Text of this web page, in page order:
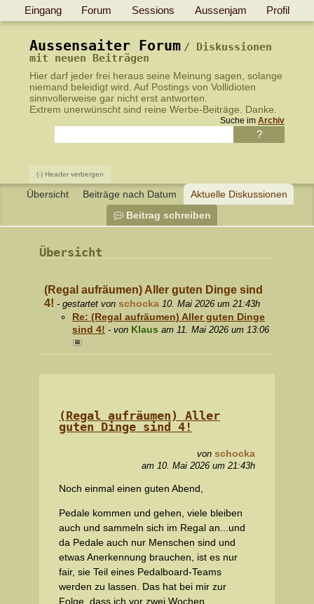
Eingang Forum Sessions Aussenjam Profil
Aussensaiter Forum
Diskussionen
mit neuen Beiträgen
Hier darf jeder frei heraus seine Meinung sagen, solange
niemand beleidigt wird. Auf Postings von Vollidioten
sinnvollerweise gar nicht erst antworten
Extrem unerwünscht sind reine Werbe-Beiträge. Danke.
Suche im Archiv
(-) Header verbergen
Übersicht Beiträge nach Datum
Aktuelle Diskussionen
Beitrag schreiben
Übersicht
(Regal aufräumen) Aller guten Dinge sind
4! - gestartet von schocka 10. Mai 2026 um 21:43h
Re: (Regal aufräumen) Aller guten Dinge
sind 4! - von Klaus am 11. Mai 2026 um 13:06
(Regal aufräumen) Aller
guten Dinge sind 4!
von schocka
am 10. Mai 2026 um 21:43h
Noch einmal einen guten Abend,
Pedale kommen und gehen, viele bleiben
auch und sammeln sich im Regal an...und
da Pedale auch nur Menschen sind und
etwas Anerkennung brauchen, ist es nur
fair, sie Teil eines Pedalboard-Teams
werden zu lassen. Das hat bei mir zur
Folge, dass ich vor zwei Wochen